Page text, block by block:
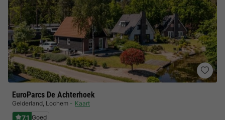
EuroParcs De Achterhoek
Gelderland, Lochem Kaart
7.1 Goed